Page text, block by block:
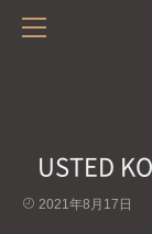
USTED
2021年8月17日